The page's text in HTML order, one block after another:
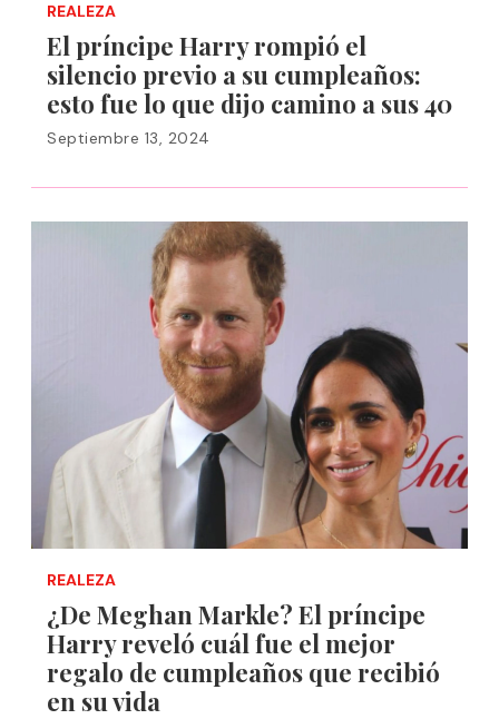
REALEZA
El príncipe Harry rompió el
silencio previo a su cumpleaños:
esto fue lo que dijo camino a sus 40
Septiembre 13, 2024
REALEZA
¿De Meghan Markle? El príncipe
Harry reveló cuál fue el mejor
regalo de cumpleaños que recibió
en su vida